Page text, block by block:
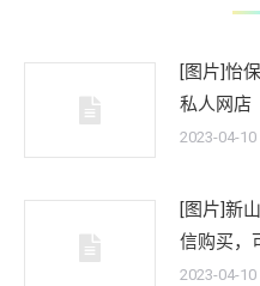
[图片]怡
私人网店
2023-04-10
[图片]新
信购买，
2023-04-10